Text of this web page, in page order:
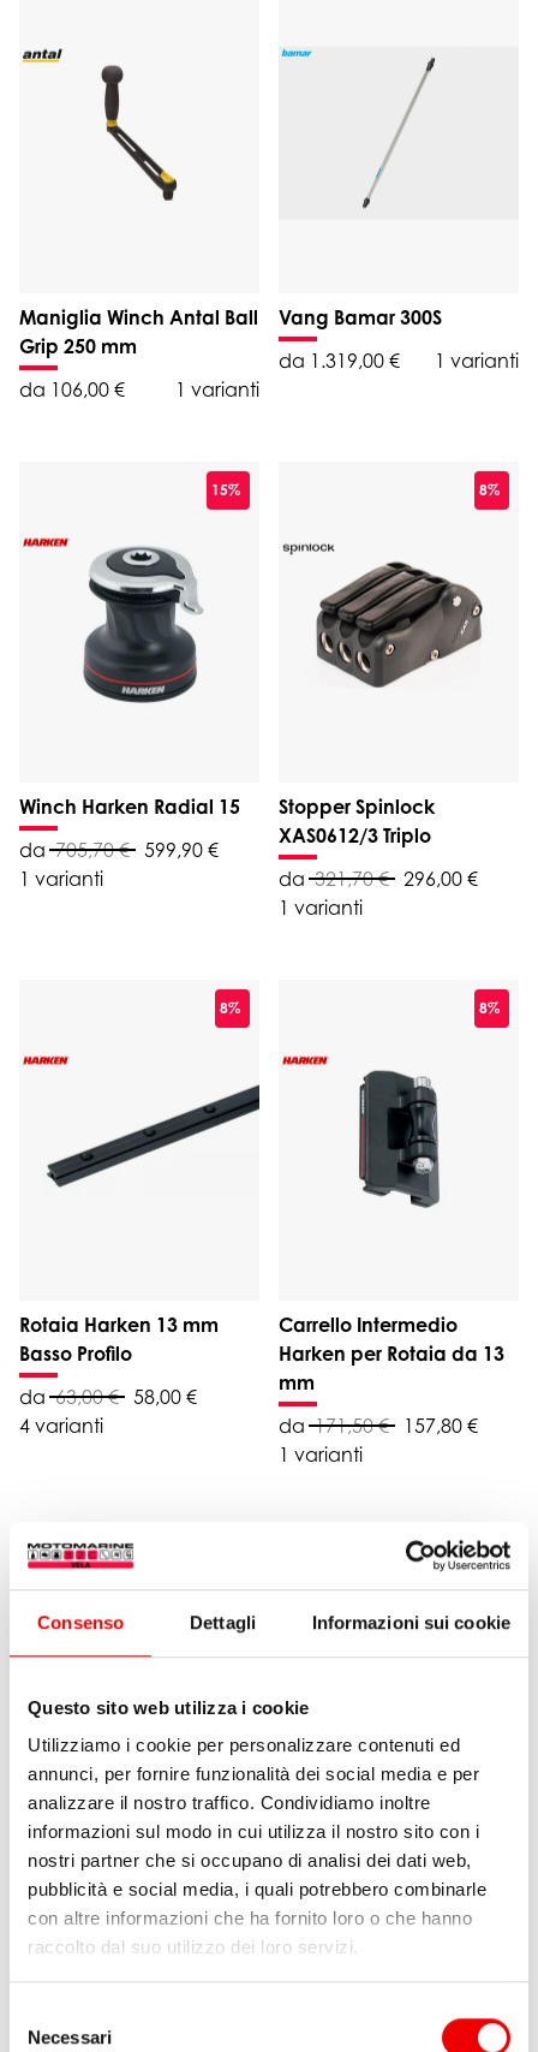
Consenso Dettagli Informazioni sui cookie
Questo sito web utilizza i cookie
Utilizziamo i cookie per personalizzare contenuti ed
annunci, per fornire funzionalità dei social media e per
analizzare il nostro traffico. Condividiamo inoltre
informazioni sul modo in cui utilizza il nostro sito con i
nostri partner che si occupano di analisi dei dati web,
pubblicità e social media, i quali potrebbero combinarle
con altre informazioni che ha fornito loro o che hanno
raccolto dal suo utilizzo dei loro servizi.
delNecessari
Maniglia Winch Antal Ball
Grip 250 mm
da 106,00 €
1 varianti
Vang Bamar 300S
da 1.319,00 €
1 varianti
15%
Winch Harken Radial 15
da 705,70 € 599,90 €
1 varianti
8%
Stopper Spinlock
XAS0612/3 Triplo
da 321,70 € 296,00 €
1 varianti
8%
Rotaia Harken 13 mm
Basso Profilo
da 63,00 € 58,00 €
4 varianti
8%
Carrello Intermedio
Harken per Rotaia da 13
mm
da 171,50 €
157,80 €
1 varianti
Organizer Spinlock T25/4
da 61,50 € 56,60 €
2 varianti
Maniglia Winch Antal
Doppio Grip 250 mm
da 128,00 €
8%